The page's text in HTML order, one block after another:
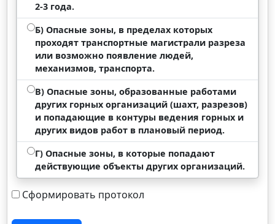
2-3 года.
Б) Опасные зоны, в пределах которых
проходят транспортные магистрали разреза
или возможно появление людей,
механизмов, транспорта.
В) Опасные зоны, образованные работами
других горных организаций (шахт, разрезов)
и попадающие в контуры ведения горных и
других видов работ в плановый период.
Г) Опасные зоны, в которые попадают
действующие объекты других организаций.
Сформировать протокол